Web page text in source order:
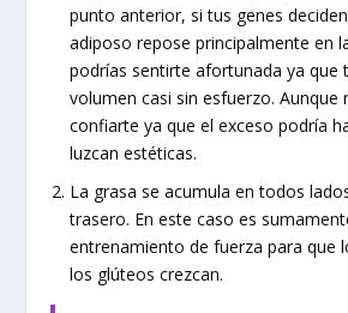
punto anterior, si tus genes
adiposo repose principalmente en
podrías sentirte afortunada ya que
volumen casi sin esfuerzo. Aunque
confiarte ya que el exceso podría
luzcan estéticas.
La grasa se acumula en todos
trasero. En este caso es
entrenamiento de fuerza para que
los glúteos crezcan.